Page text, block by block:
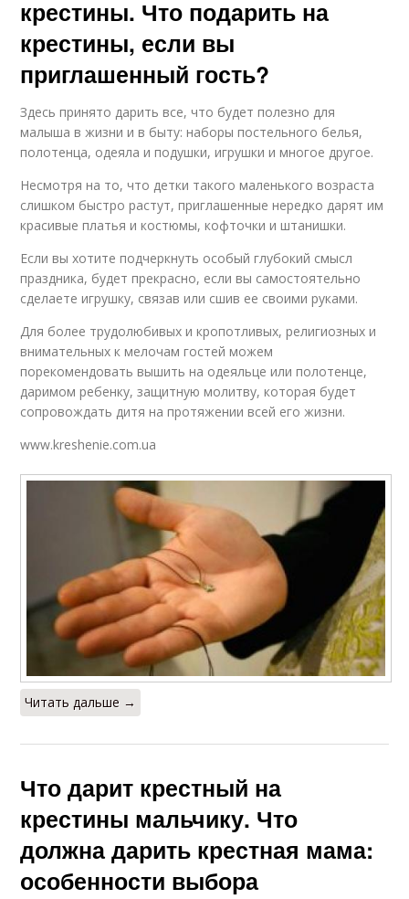
крестины. Что подарить на
крестины, если вы
приглашенный гость?
Здесь принято дарить все, что будет полезно для
малыша в жизни и в быту: наборы постельного белья,
полотенца, одеяла и подушки, игрушки и многое другое.
Несмотря на то, что детки такого маленького возраста
слишком быстро растут, приглашенные нередко дарят им
красивые платья и костюмы, кофточки и штанишки.
Если вы хотите подчеркнуть особый глубокий смысл
праздника, будет прекрасно, если вы самостоятельно
сделаете игрушку, связав или сшив ее своими руками.
Для более трудолюбивых и кропотливых, религиозных и
внимательных к мелочам гостей можем
порекомендовать вышить на одеяльце или полотенце,
даримом ребенку, защитную молитву, которая будет
сопровождать дитя на протяжении всей его жизни.
www.kreshenie.com.ua
Читать дальше →
Что дарит крестный на
крестины мальчику. Что
должна дарить крестная мама:
особенности выбора